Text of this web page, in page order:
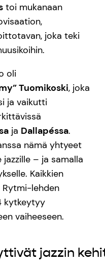
toi mukanaan
joka teki
oli
Tuomikoski, joka
ja vaikutti
ja Dallapéssa.
nämä yhtyeet
– ja samalla
Kaikkien
Rytmi-lehden
kytkeytyy
vaiheeseen.
jazzin